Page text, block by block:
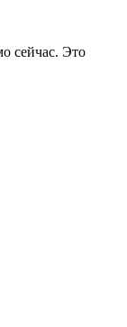
сейчас. Это